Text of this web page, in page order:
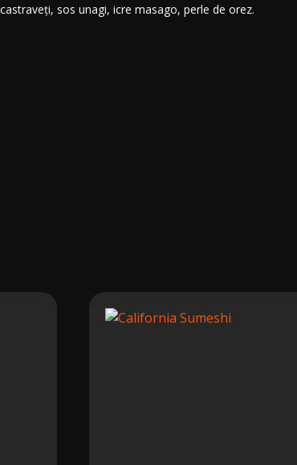
sos unagi, icre masago, perle de orez.